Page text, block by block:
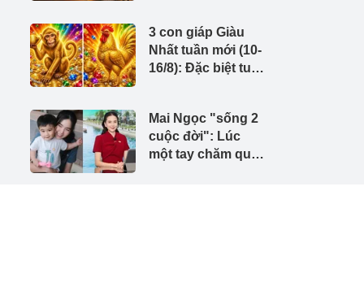
3 con giáp Giàu
Nhất tuần mới (10-
16/8): Đặc biệt tuổi
Mai Ngọc "sống 2
cuộc đời": Lúc
một tay chăm quý